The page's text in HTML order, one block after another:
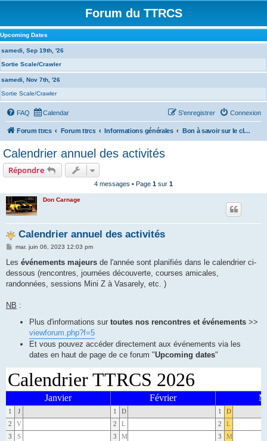
Forum du TTRCS
Upcoming Dates
samedi, Sep 19th, '26
Sortie Scale/Crawler
samedi, Nov 7th, '26
Sortie Scale/Crawler
FAQ Calendar Connexion
S’enregistrer
Forum ttrcs Forum ttrcs Informations générales Bon à savoir sur le club et photos souvenirs
Calendrier annuel des activités
Répondre
4 messages • Page 1 sur 1
Don Carnage
Calendrier annuel des activités
M
s
a
g
mar. juin 06, 2023 12:03 pm
Les événements majeurs de l'année sont planifiés dans le calendrier ci-
dessous (rencontres, journées découverte, courses amicales,
randonnées, sessions Mini Z à Vasarely, etc. )
NB :
Plus d'informations sur toutes nos rencontres et événements >>
viewforum.php?f=5
Et vous pouvez accéder directement aux événements via les
dates en haut de page de ce forum "Upcoming dates"